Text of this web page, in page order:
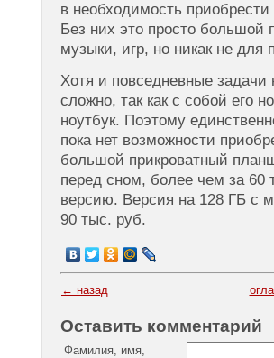
в необходимость
Без них это просто
музыки, игр, но никак не для
Хотя и повседневные
сложно, так как с собой его
ноутбук. Поэтому
пока нет возможности
большой прикроватный
перед сном, более чем за
версию. Версия на 128 ГБ с
90 тыс. руб.
← назад
Оставить комментарий
Фамилия, имя,